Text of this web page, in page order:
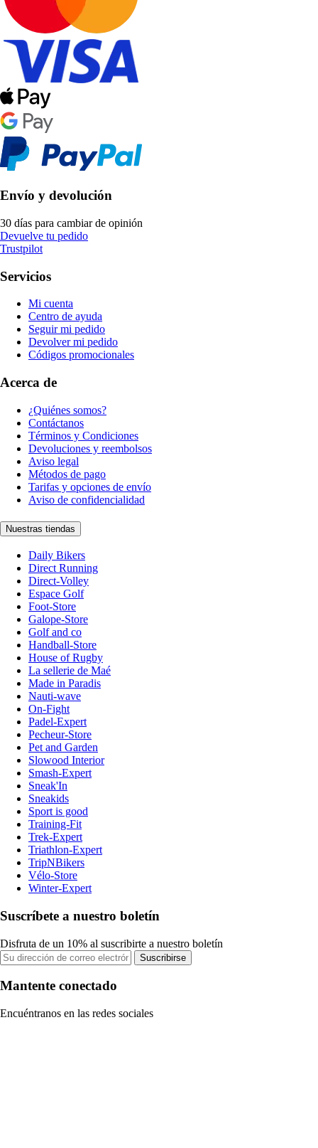
Envío y devolución
30 días para cambiar de opinión
Devuelve tu pedido
Trustpilot
Servicios
Mi cuenta
Centro de ayuda
Seguir mi pedido
Devolver mi pedido
Códigos promocionales
Acerca de
¿Quiénes somos?
Contáctanos
Términos y Condiciones
Devoluciones y reembolsos
Aviso legal
Métodos de pago
Tarifas y opciones de envío
Aviso de confidencialidad
Nuestras tiendas
Daily Bikers
Direct Running
Direct-Volley
Espace Golf
Foot-Store
Galope-Store
Golf and co
Handball-Store
House of Rugby
La sellerie de Maé
Made in Paradis
Nauti-wave
On-Fight
Padel-Expert
Pecheur-Store
Pet and Garden
Slowood Interior
Smash-Expert
Sneak'In
Sneakids
Sport is good
Training-Fit
Trek-Expert
Triathlon-Expert
TripNBikers
Vélo-Store
Winter-Expert
Suscríbete a nuestro boletín
Disfruta de un 10% al suscribirte a nuestro boletín
Suscribirse
Mantente conectado
Encuéntranos en las redes sociales